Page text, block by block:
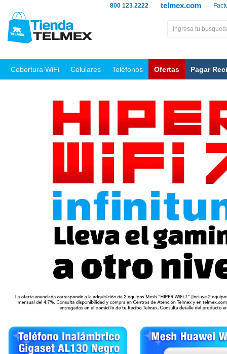
telmex.com
800 123 2222
Cobertura WiFi Celulares Teléfonos Ofertas Pagar